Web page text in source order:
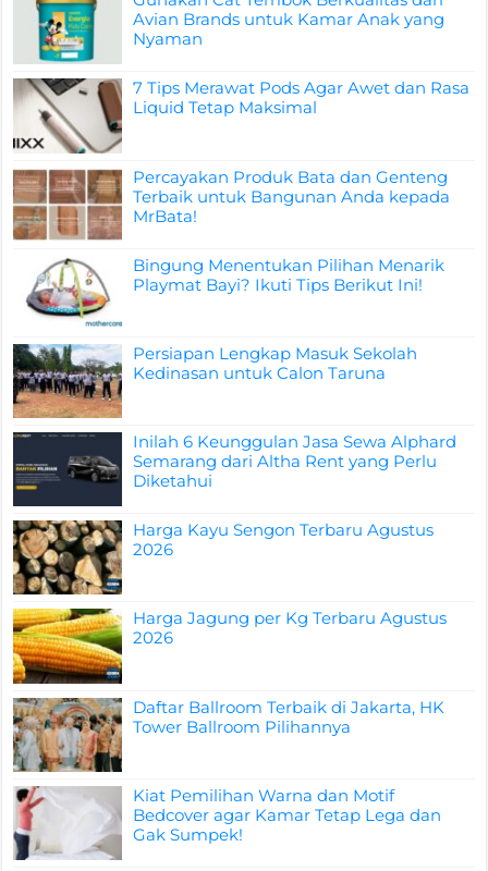
Avian Brands untuk Kamar Anak yang
Nyaman
7 Tips Merawat Pods Agar Awet dan Rasa
Liquid Tetap Maksimal
Percayakan Produk Bata dan Genteng
Terbaik untuk Bangunan Anda kepada
MrBata!
Bingung Menentukan Pilihan Menarik
Playmat Bayi? Ikuti Tips Berikut Ini!
Persiapan Lengkap Masuk Sekolah
Kedinasan untuk Calon Taruna
Inilah 6 Keunggulan Jasa Sewa Alphard
Semarang dari Altha Rent yang Perlu
Diketahui
Harga Kayu Sengon Terbaru Agustus
2026
Harga Jagung per Kg Terbaru Agustus
2026
Daftar Ballroom Terbaik di Jakarta, HK
Tower Ballroom Pilihannya
Kiat Pemilihan Warna dan Motif
Bedcover agar Kamar Tetap Lega dan
Gak Sumpek!